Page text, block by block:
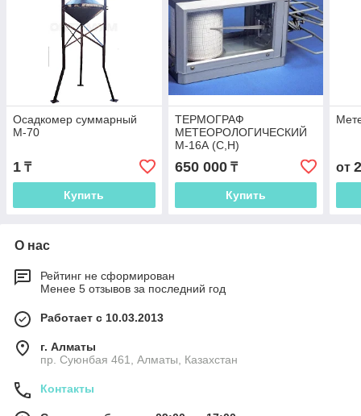
Осадкомер суммарный
М-70
1 ₸
Купить
ТЕРМОГРАФ
МЕТЕОРОЛОГИЧЕСКИЙ
М-16А (С,H)
650 000₸
Купить
от
О нас
Рейтинг не сформирован
Менее 5 отзывов за последний год
Работает с 10.03.2013
г. Алматы
пр. Суюнбая 461, Алматы, Казахстан
Контакты